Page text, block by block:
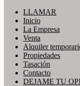
LLAMAR
Inicio
La Empresa
Venta
Alquiler
Propiedades
Tasación
Contacto
DEJAME TU